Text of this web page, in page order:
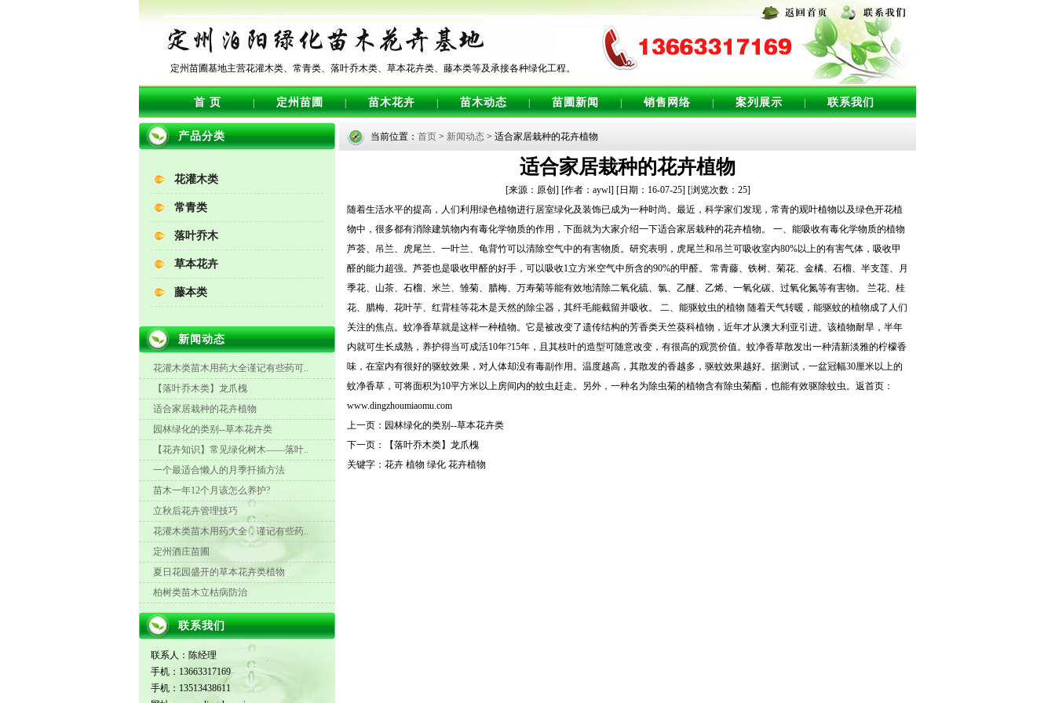
定州苗圃基地主营花灌木类、常青类、落叶乔木类、草本花卉类、藤本类等及承接各种绿化工程。
首 页 | 定州苗圃 | 苗木花卉 | 苗木动态 | 苗圃新闻 | 销售网络 | 案列展示 | 联系我们
产品分类
花灌木类
常青类
落叶乔木
草本花卉
藤本类
新闻动态
花灌木类苗木用药大全谨记有些药可..
【落叶乔木类】龙爪槐
适合家居栽种的花卉植物
园林绿化的类别--草本花卉类
【花卉知识】常见绿化树木——落叶..
一个最适合懒人的月季扦插方法
苗木一年12个月该怎么养护?
立秋后花卉管理技巧
花灌木类苗木用药大全，谨记有些药..
定州酒庄苗圃
夏日花园盛开的草本花卉类植物
柏树类苗木立枯病防治
联系我们
联系人：陈经理
手机：13663317169
手机：13513438611
当前位置： 首页 > 新闻动态 > 适合家居栽种的花卉植物
适合家居栽种的花卉植物
[来源：原创] [作者：aywl] [日期：16-07-25] [浏览次数： 25]
随着生活水平的提高，人们利用绿色植物进行居室绿化及装饰已成为一种时尚。最近，科学家们发现，常青的观叶植物以及绿色开花植
物中，很多都有消除建筑物内有毒化学物质的作用，下面就为大家介绍一下适合家居栽种的花卉植物。 一、能吸收有毒化学物质的植物
芦荟、吊兰、虎尾兰、一叶兰、龟背竹可以清除空气中的有害物质。研究表明，虎尾兰和吊兰可吸收室内80%以上的有害气体，吸收甲
醛的能力超强。芦荟也是吸收甲醛的好手，可以吸收1立方米空气中所含的90%的甲醛。 常青藤、铁树、菊花、金橘、石榴、半支莲、月
季花、山茶、石榴、米兰、雏菊、腊梅、万寿菊等能有效地清除二氧化硫、氯、乙醚、乙烯、一氧化碳、过氧化氮等有害物。 兰花、桂
花、腊梅、花叶芋、红背桂等花木是天然的除尘器，其纤毛能截留并吸收。 二、能驱蚊虫的植物 随着天气转暖，能驱蚊的植物成了人们
关注的焦点。蚊净香草就是这样一种植物。它是被改变了遗传结构的芳香类天竺葵科植物，近年才从澳大利亚引进。该植物耐旱，半年
内就可生长成熟，养护得当可成活10年?15年，且其枝叶的造型可随意改变，有很高的观赏价值。蚊净香草散发出一种清新淡雅的柠檬香
味，在室内有很好的驱蚊效果，对人体却没有毒副作用。温度越高，其散发的香越多，驱蚊效果越好。据测试，一盆冠幅30厘米以上的
蚊净香草，可将面积为10平方米以上房间内的蚊虫赶走。另外，一种名为除虫菊的植物含有除虫菊酯，也能有效驱除蚊虫。返首页：
www.dingzhoumiaomu.com
上一页： 园林绿化的类别--草本花卉类
下一页：
【落叶乔木类】龙爪槐
关键字： 花卉 植物 绿化 花卉植物